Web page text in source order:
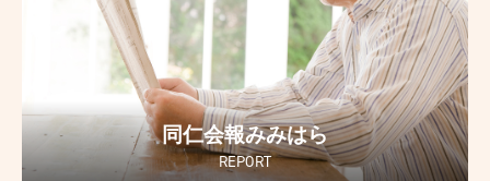
同仁会報みみはら
REPORT